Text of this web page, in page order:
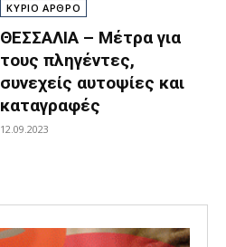
ΚΥΡΙΟ ΑΡΘΡΟ
ΘΕΣΣΑΛΙΑ – Μέτρα για
τους πληγέντες,
συνεχείς αυτοψίες και
καταγραφές
12.09.2023